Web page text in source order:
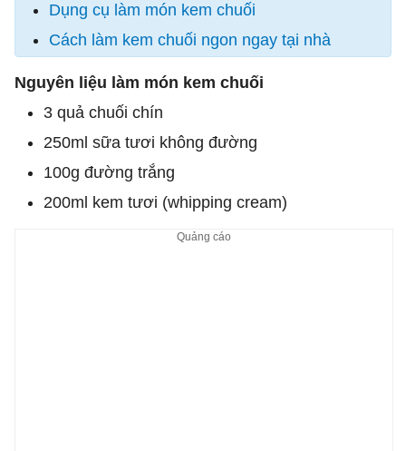
Dụng cụ làm món kem chuối
Cách làm kem chuối ngon ngay tại nhà
Nguyên liệu làm món kem chuối
3 quả chuối chín
250ml sữa tươi không đường
100g đường trắng
200ml kem tươi (whipping cream)